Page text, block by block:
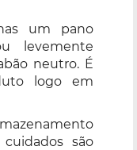
um pano
levemente
neutro. É
logo em
são